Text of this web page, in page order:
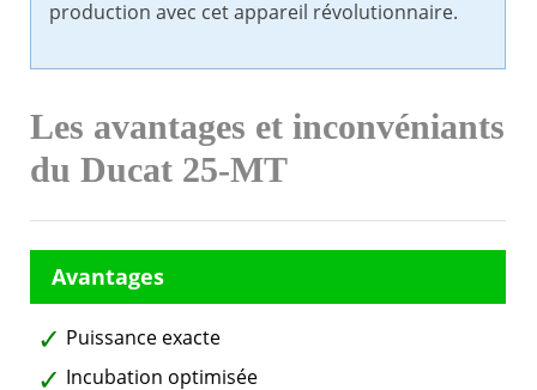
production avec cet appareil révolutionnaire.
Les avantages et inconvéniants
du Ducat 25-MT
Puissance exacte
Incubation optimisée